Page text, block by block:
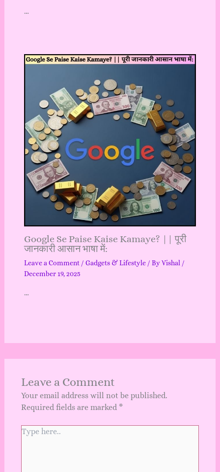
…
Google Se Paise Kaise Kamaye? || पूरी
जानकारी आसान भाषा में:
Leave a Comment / Gadgets & Lifestyle/ ByVishal /
December 19, 2025
…
Leave a Comment
Your email address will not be published.
Required fields are marked *
Type